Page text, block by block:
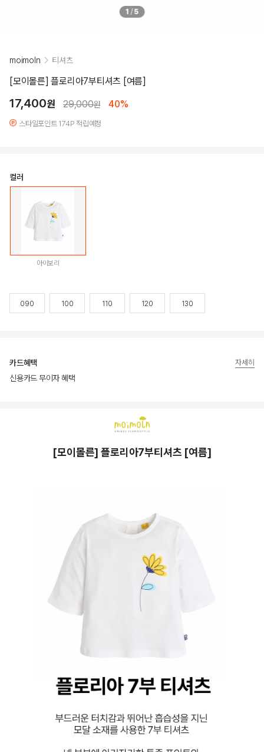
1 /5
moimoln 티셔츠
[모이몰른] 플로리아7부티셔츠 [여름]
17,400원 29,000원 40%
스타일포인트 174P 적립예정
컬러
아이보리
090 100 110 120 130
카드혜택
신용카드 무이자 혜택
자세히
[모이몰른] 플로리아7부티셔츠 [여름]